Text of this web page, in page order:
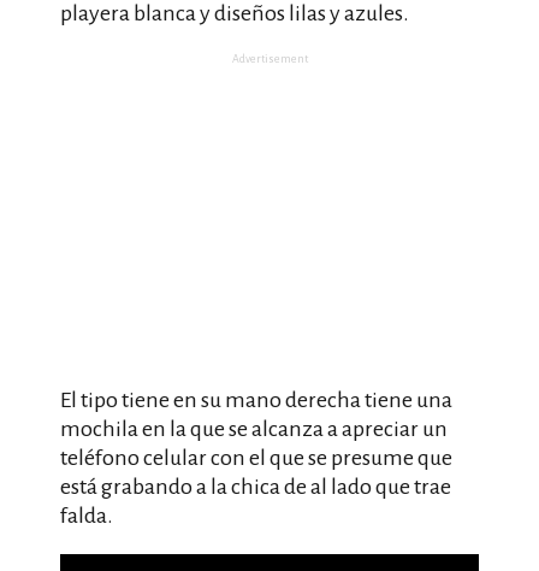
playera blanca y diseños lilas y azules.
Advertisement
El tipo tiene en su mano derecha tiene una
mochila en la que se alcanza a apreciar un
teléfono celular con el que se presume que
está grabando a la chica de al lado que trae
falda.